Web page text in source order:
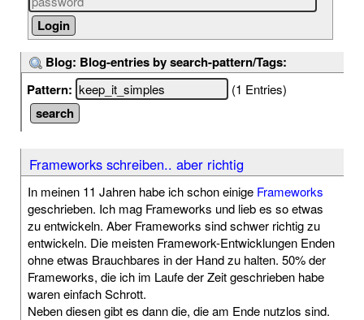
Blog: Blog-entries by search-pattern/Tags:
Pattern:
(1 Entries)
Frameworks schreiben.. aber richtig
In meinen 11 Jahren habe ich schon einige Frameworks
geschrieben. Ich mag Frameworks und lieb es so etwas
zu entwickeln. Aber Frameworks sind schwer richtig zu
entwickeln. Die meisten Framework-Entwicklungen Enden
ohne etwas Brauchbares in der Hand zu halten. 50% der
Frameworks, die ich im Laufe der Zeit geschrieben habe
waren einfach Schrott.
Neben diesen gibt es dann die, die am Ende nutzlos sind.